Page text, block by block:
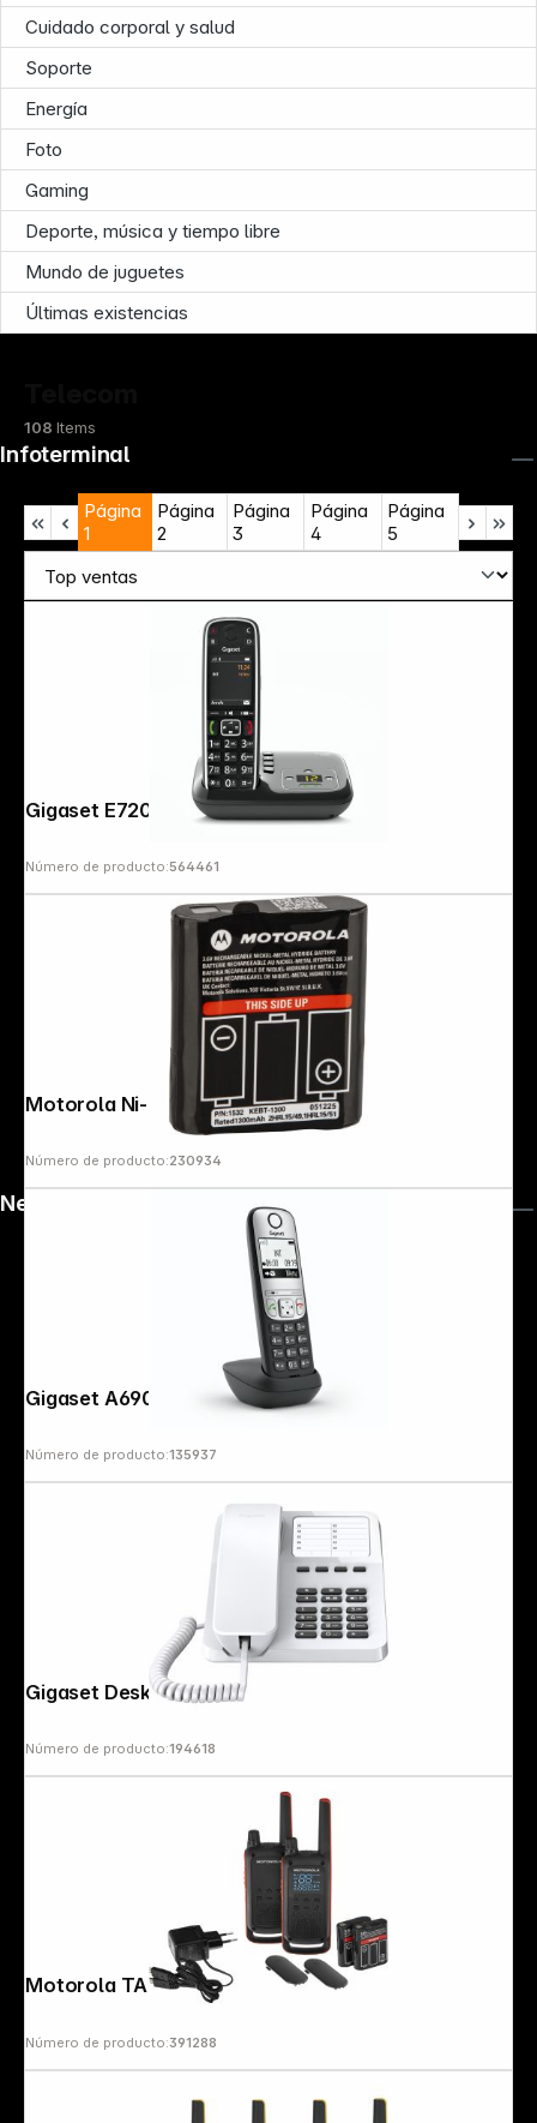
Cuidado corporal y salud
Soporte
Energía
Foto
Gaming
Deporte, música y tiempo libre
Mundo de juguetes
Últimas existencias
108 Items
Página
1
Página
2
Página
3
Página
4
Página
5
Gigaset E720 A black
Número de producto:564461
Motorola Ni-MH battery 1300mAh
Número de producto:230934
Gigaset A690 HX black
Número de producto:135937
Gigaset Desk 400 white
Número de producto:194618
Motorola TALKABOUT T82
Número de producto:391288
Infoterminal
News
Follow us on